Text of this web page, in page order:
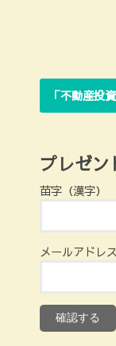
「不動産投
プレゼン
苗字（漢字）
メールアドレス